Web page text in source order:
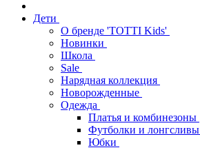
Дети
О бренде 'TOTTI Kids'
Новинки
Школа
Sale
Нарядная коллекция
Новорожденные
Одежда
Платья и комбинезоны
Футболки и лонгсливы
Юбки